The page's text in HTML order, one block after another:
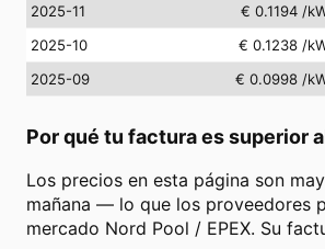
2025-11
€ 0.1194 /
2025-10
€ 0.1238 /
2025-09
€ 0.0998 /
Por qué tu factura es superior
Los precios en esta página son
mañana — lo que los proveedores
mercado Nord Pool / EPEX. Su